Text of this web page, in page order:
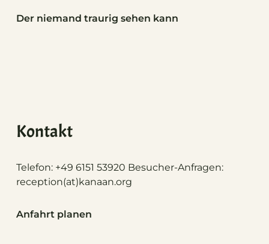
Der niemand traurig sehen kann
Kontakt
Telefon: +49 6151 53920 Besucher-Anfragen:
reception(at)kanaan.org
Anfahrt planen